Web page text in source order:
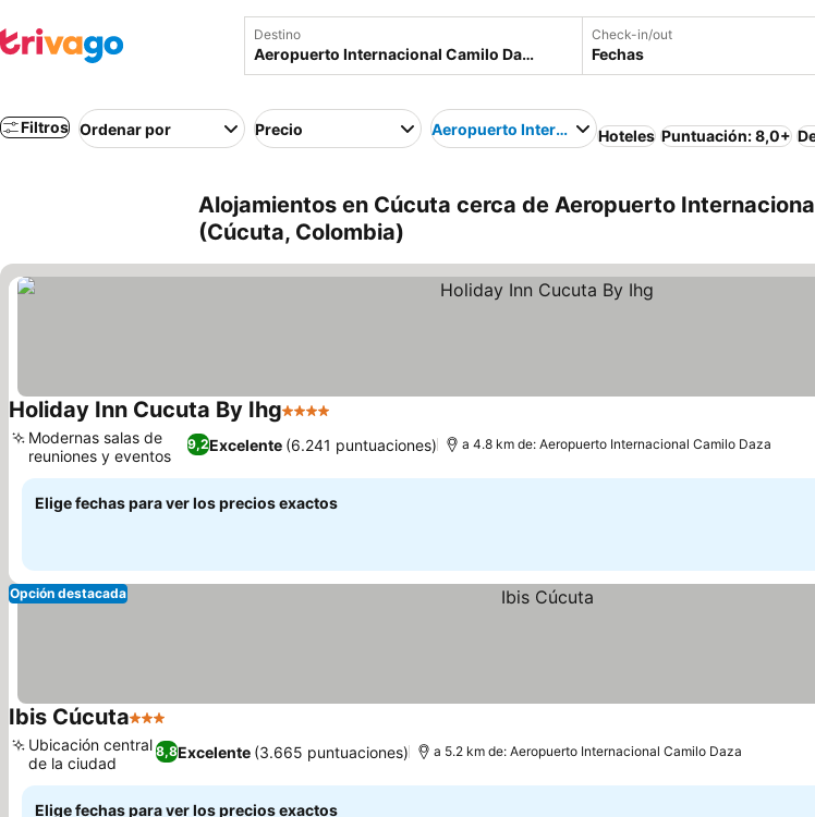
Destino Check-in/out
Fechas
Filtros Ordenar por Precio Aeropuerto Internacional Camilo Daza
Hoteles Puntuación: 8,0+
Alojamientos en Cúcuta cerca de Aeropuerto
(Cúcuta, Colombia)
Holiday Inn Cucuta By Ihg4 Estrellas
9,2Excelente (6.241 puntuaciones)
Modernas salas de
reuniones y eventos
a 4.8 km de: Aeropuerto Internacional Camilo Daza
Elige fechas para ver los precios exactos
Opción destacada
Ibis Cúcuta3 Estrellas
8,8Excelente (3.665 puntuaciones)
Ubicación central
de la ciudad
a 5.2 km de: Aeropuerto Internacional Camilo Daza
Elige fechas para ver los precios exactos